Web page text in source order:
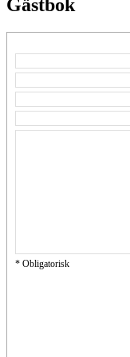
Gästbok
* Obligatorisk